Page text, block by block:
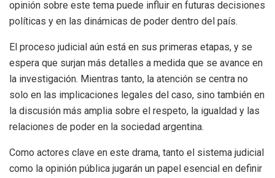
opinión sobre este tema puede influir en futuras decisiones
políticas y en las dinámicas de poder dentro del país.
El proceso judicial aún está en sus primeras etapas, y se
espera que surjan más detalles a medida que se avance en
la investigación. Mientras tanto, la atención se centra no
solo en las implicaciones legales del caso, sino también en
la discusión más amplia sobre el respeto, la igualdad y las
relaciones de poder en la sociedad argentina.
Como actores clave en este drama, tanto el sistema judicial
como la opinión pública jugarán un papel esencial en definir